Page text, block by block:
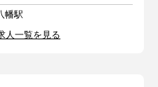
幡駅
人一覧を見る